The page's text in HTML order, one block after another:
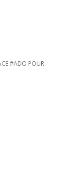
#ADO POUR